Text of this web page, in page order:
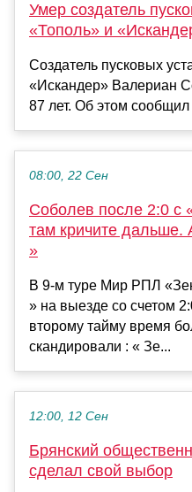
Умер создатель
«Тополь» и
Создатель пусковых
«Искандер» Валериан
87 лет. Об этом сообщил
08:00, 22 Сен
Соболев после 2:0 с
там кричите дальше.
»
В 9-м туре Мир РПЛ
» на выезде со счетом
второму тайму время
скандировали : « Зе...
12:00, 12 Сен
Брянский
сделал свой выбор